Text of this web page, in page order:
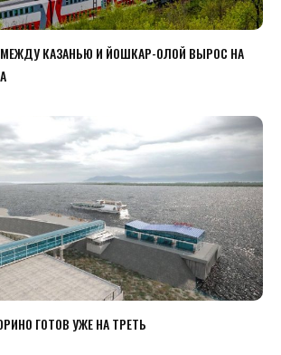
КАЗАНЬЮ И ЙОШКАР-ОЛОЙ ВЫРОС НА
ГОТОВ УЖЕ НА ТРЕТЬ